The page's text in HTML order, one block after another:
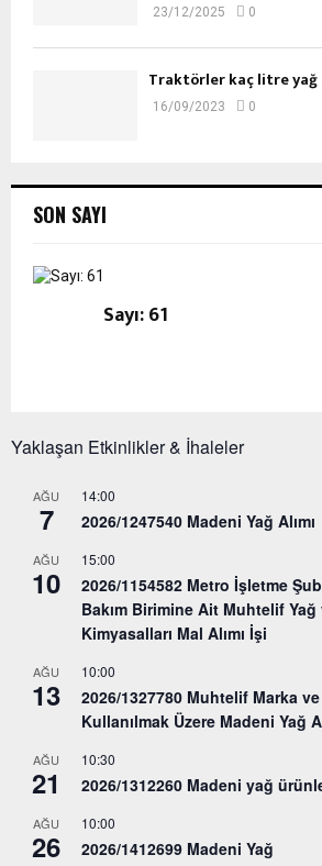
23/12/2025 0
Traktörler kaç litre yağ
16/09/2023 0
SON SAYI
Sayı: 61
Yaklaşan Etkinlikler & İhaleler
AĞU
7
14:00
2026/1247540 Madeni Yağ Alımı
AĞU
10
15:00
2026/1154582 Metro İşletme
Bakım Birimine Ait Muhtelif Yağ
Kimyasalları Mal Alımı İşi
AĞU
13
10:00
2026/1327780 Muhtelif Marka
Kullanılmak Üzere Madeni Yağ
AĞU
21
10:30
2026/1312260 Madeni yağ
AĞU
26
10:00
2026/1412699 Madeni Yağ